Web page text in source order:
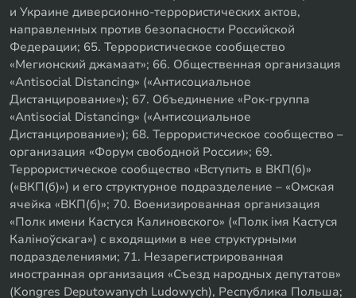
и Украине диверсионно-террористических актов,
направленных против безопасности Российской
Федерации; 65. Террористическое сообщество
«Мегионский джамаат»; 66. Общественная организация
«Antisocial Distancing» («Антисоциальное
Дистанцирование»); 67. Объединение «Рок-группа
«Antisocial Distancing» («Антисоциальное
Дистанцирование»); 68. Террористическое сообщество –
организация «Форум свободной России»; 69.
Террористическое сообщество «Вступить в ВКП(б)»
(«ВКП(б)») и его структурное подразделение – «Омская
ячейка «ВКП(б)»; 70. Военизированная организация
«Полк имени Кастуся Калиновского» («Полк iмя Кастуся
Калiноўскага») с входящими в нее структурными
подразделениями; 71. Незарегистрированная
иностранная организация «Съезд народных депутатов»
(Kongres Deputowanych Ludowych), Республика Польша;